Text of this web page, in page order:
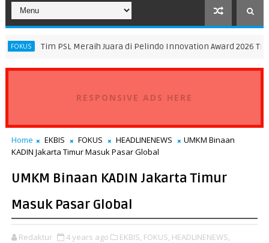
Meraih Juara di Pelindo Innovation Award 2026 Tim K3SATRIA
RESPONSIVE ADS HERE
Home EKBIS FOKUS HEADLINENEWS
UMKM Binaan
KADIN Jakarta Timur Masuk Pasar Global
UMKM Binaan KADIN Jakarta Timur
Masuk Pasar Global
Redaktur 4 years ago EKBIS, FOKUS, HEADLINENEWS,